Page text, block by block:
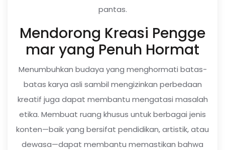
pantas.
Mendorong Kreasi Pengge
mar yang Penuh Hormat
Menumbuhkan budaya yang menghormati batas-
batas karya asli sambil mengizinkan perbedaan
kreatif juga dapat membantu mengatasi masalah
etika. Membuat ruang khusus untuk berbagai jenis
konten—baik yang bersifat pendidikan, artistik, atau
dewasa—dapat membantu memastikan bahwa